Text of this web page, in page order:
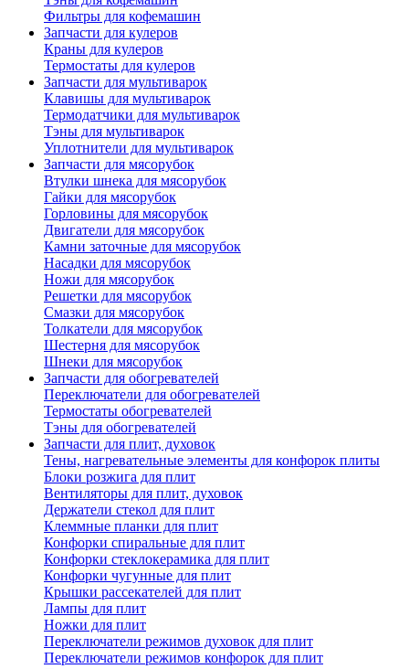
Фильтры для кофемашин
Запчасти для кулеров
Краны для кулеров
Термостаты для кулеров
Запчасти для мультиварок
Клавишы для мультиварок
Термодатчики для мультиварок
Тэны для мультиварок
Уплотнители для мультиварок
Запчасти для мясорубок
Втулки шнека для мясорубок
Гайки для мясорубок
Горловины для мясорубок
Двигатели для мясорубок
Камни заточные для мясорубок
Насадки для мясорубок
Ножи для мясорубок
Решетки для мясорубок
Смазки для мясорубок
Толкатели для мясорубок
Шестерня для мясорубок
Шнеки для мясорубок
Запчасти для обогревателей
Переключатели для обогревателей
Термостаты обогревателей
Тэны для обогревателей
Запчасти для плит, духовок
Тены, нагревательные элементы для конфорок плиты
Блоки розжига для плит
Вентиляторы для плит, духовок
Держатели стекол для плит
Клеммные планки для плит
Конфорки спиральные для плит
Конфорки стеклокерамика для плит
Конфорки чугунные для плит
Крышки рассекателей для плит
Лампы для плит
Ножки для плит
Переключатели режимов духовок для плит
Переключатели режимов конфорок для плит